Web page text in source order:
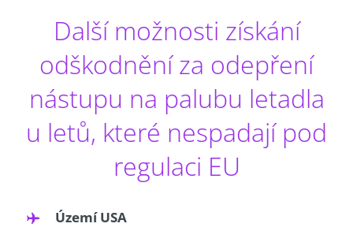
Další možnosti získání
odškodnění za odepření
nástupu na palubu letadla
u letů, které nespadají pod
regulaci EU
Území USA